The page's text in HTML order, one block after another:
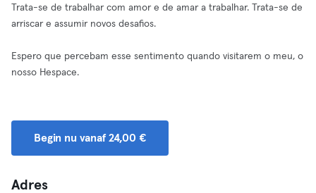
Trata-se de trabalhar com amor e de amar a trabalhar. Trata-se de
arriscar e assumir novos desafios.
Espero que percebam esse sentimento quando visitarem o meu, o
nosso Hespace.
Begin nu vanaf 24,00 €
Adres